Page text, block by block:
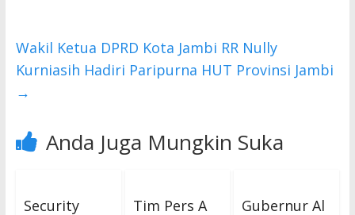
Wakil Ketua DPRD Kota Jambi RR Nully
Kurniasih Hadiri Paripurna HUT Provinsi Jambi
→
Anda Juga Mungkin Suka
Security
Tim Pers A
Gubernur Al